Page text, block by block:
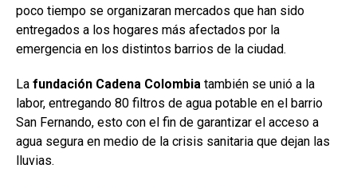
poco tiempo se organizaran mercados que han sido
entregados a los hogares más afectados por la
emergencia en los distintos barrios de la ciudad.
La fundación Cadena Colombia también se unió a la
labor, entregando 80 filtros de agua potable en el barrio
San Fernando, esto con el fin de garantizar el acceso a
agua segura en medio de la crisis sanitaria que dejan las
lluvias.